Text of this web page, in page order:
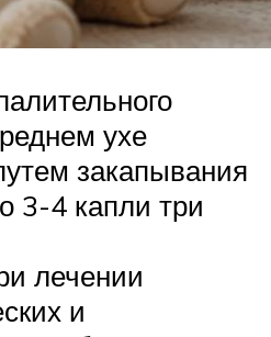
ухе
закапывания
3-4 капли три
лечении
и